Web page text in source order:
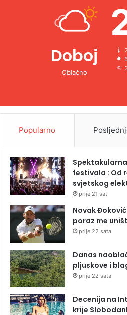
Doboj
Oblačno
Popularno
festivala : Od
svjetskog
prije 21 sat
Novak
poraz me
prije 22 sata
Danas
pljuskove i
prije 22 sata
Decenija na
krije